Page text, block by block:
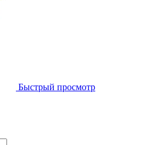
Быстрый просмотр